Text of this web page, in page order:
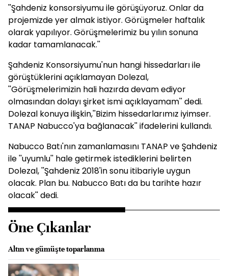
''Şahdeniz konsorsiyumu ile görüşüyoruz. Onlar da
projemizde yer almak istiyor. Görüşmeler haftalık
olarak yapılıyor. Görüşmelerimiz bu yılın sonuna
kadar tamamlanacak.''
Şahdeniz Konsorsiyumu'nun hangi hissedarları ile
görüştüklerini açıklamayan Dolezal,
''Görüşmelerimizin hali hazırda devam ediyor
olmasından dolayı şirket ismi açıklayamam'' dedi.
Dolezal konuya ilişkin,''Bizim hissedarlarımız iyimser.
TANAP Nabucco'ya bağlanacak'' ifadelerini kullandı.
Nabucco Batı'nın zamanlamasını TANAP ve Şahdeniz
ile ''uyumlu'' hale getirmek istediklerini belirten
Dolezal, ''Şahdeniz 2018'in sonu itibariyle uygun
olacak. Plan bu. Nabucco Batı da bu tarihte hazır
olacak'' dedi.
Öne Çıkanlar
Altın ve gümüşte toparlanma